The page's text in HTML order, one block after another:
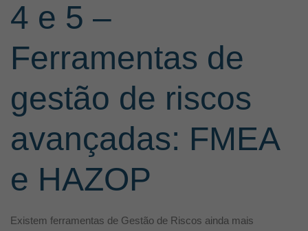
4 e 5 –
Ferramentas de
gestão de riscos
avançadas: FMEA
e HAZOP
Existem ferramentas de Gestão de Riscos ainda mais